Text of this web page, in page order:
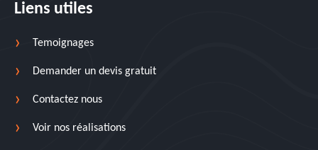
Liens utiles
Temoignages
Demander un devis gratuit
Contactez nous
Voir nos réalisations